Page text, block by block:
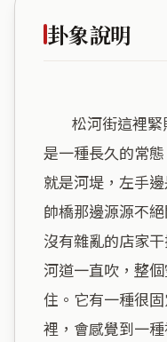
卦象說明
是一種長久的常
就是河堤，左手
帥橋那邊源源不
沒有雜亂的店家
河道一直吹，整
住。它有一種很
裡，會感覺到一